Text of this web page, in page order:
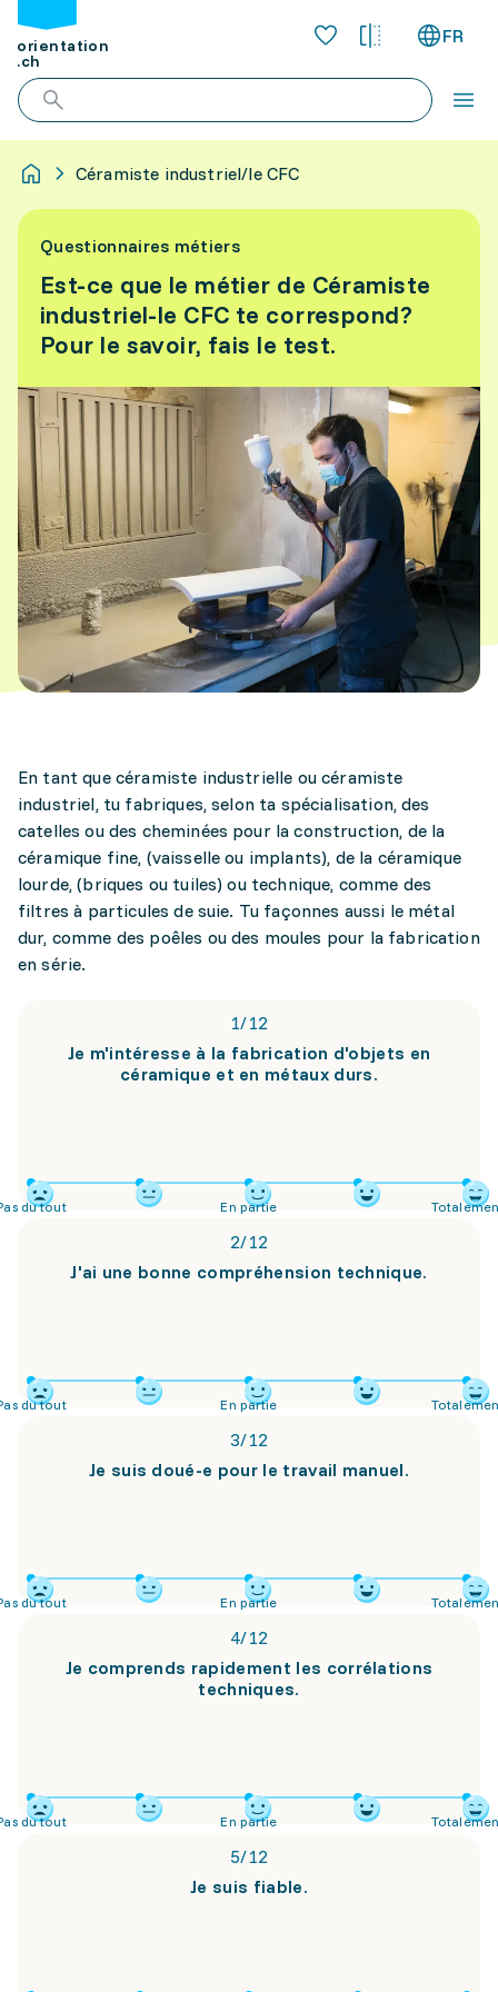
orientation
.ch
FR
Céramiste industriel/le CFC
Questionnaires métiers
Est-ce que le métier de Céramiste
industriel-le CFC te correspond?
Pour le savoir, fais le test.
En tant que céramiste industrielle ou céramiste
industriel, tu fabriques, selon ta spécialisation, des
catelles ou des cheminées pour la construction, de la
céramique fine, (vaisselle ou implants), de la céramique
lourde, (briques ou tuiles) ou technique, comme des
filtres à particules de suie. Tu façonnes aussi le métal
dur, comme des poêles ou des moules pour la fabrication
en série.
1/12
Je m'intéresse à la fabrication d'objets en
céramique et en métaux durs.
du tout En partie
2/12
J'ai une bonne compréhension technique.
du tout En partie
3/12
Je suis doué-e pour le travail manuel.
du tout En partie
4/12
Je comprends rapidement les corrélations
techniques.
du tout En partie
5/12
Je suis fiable.